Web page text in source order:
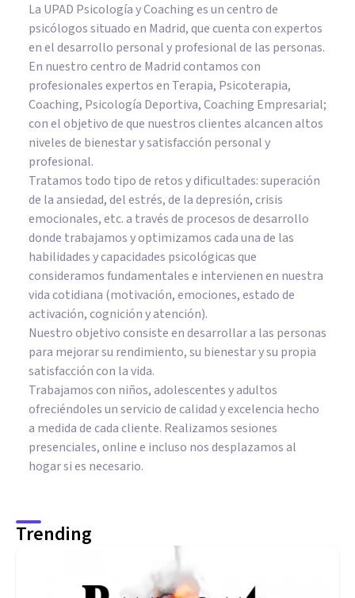
La UPAD Psicología y Coaching es un centro de
psicólogos situado en Madrid, que cuenta con expertos
en el desarrollo personal y profesional de las personas.
En nuestro centro de Madrid contamos con
profesionales expertos en Terapia, Psicoterapia,
Coaching, Psicología Deportiva, Coaching Empresarial;
con el objetivo de que nuestros clientes alcancen altos
niveles de bienestar y satisfacción personal y
profesional.
Tratamos todo tipo de retos y dificultades: superación
de la ansiedad, del estrés, de la depresión, crisis
emocionales, etc. a través de procesos de desarrollo
donde trabajamos y optimizamos cada una de las
habilidades y capacidades psicológicas que
consideramos fundamentales e intervienen en nuestra
vida cotidiana (motivación, emociones, estado de
activación, cognición y atención).
Nuestro objetivo consiste en desarrollar a las personas
para mejorar su rendimiento, su bienestar y su propia
satisfacción con la vida.
Trabajamos con niños, adolescentes y adultos
ofreciéndoles un servicio de calidad y excelencia hecho
a medida de cada cliente. Realizamos sesiones
presenciales, online e incluso nos desplazamos al
hogar si es necesario.
Trending